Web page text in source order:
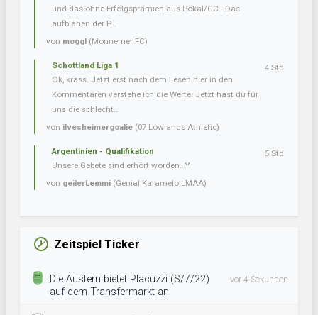
und das ohne Erfolgsprämien aus Pokal/CC.. Das
aufblähen der P...
von moggl (Monnemer FC)
Schottland Liga 1
Ok, krass. Jetzt erst nach dem Lesen hier in den
Kommentaren verstehe ich die Werte. Jetzt hast du für
uns die schlecht...
von ilvesheimergoalie (07 Lowlands Athletic)
4 Std
Argentinien - Qualifikation
Unsere Gebete sind erhört worden..^^
von geilerLemmi (Genial Karamelo LMAA)
5 Std
Zeitspiel Ticker
Die Austern bietet Placuzzi (S/7/22)
auf dem Transfermarkt an.
vor 4 Sekunden